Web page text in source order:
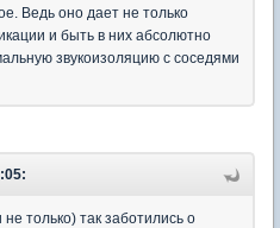
Ведь оно дает не только
и быть в них абсолютно
звукоизоляцию с соседями
только) так заботились о